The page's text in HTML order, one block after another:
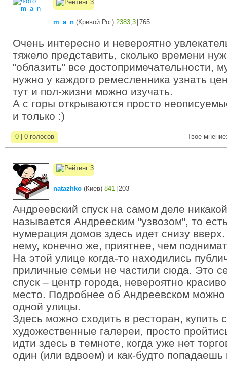
m_a_n (Кривой Рог) 2383,3 765
Очень интересно и невероятно
тяжело представить, сколько времени
"облазить" все достопримечательности,
нужно у каждого ремесленника узнать
тут и пол-жизни можно изучать.
А с горы открываются просто
и только :)
0 | 0 голосов Твое
natazhko (Киев) 841 203
Андреевский спуск на самом деле
называется Андрееским "узвозом", то
нумерация домов здесь идет снизу
нему, конечно же, приятнее, чем
На этой улице когда-то находились
приличные семьи не частили сюда. Это
спуск – центр города, невероятно
место. Подробнее об Андреевском можно
одной улицы.
Здесь можно сходить в ресторан, купить
художественные галереи, просто
идти здесь в темноте, когда уже нет
один (или вдвоем) и как-будто